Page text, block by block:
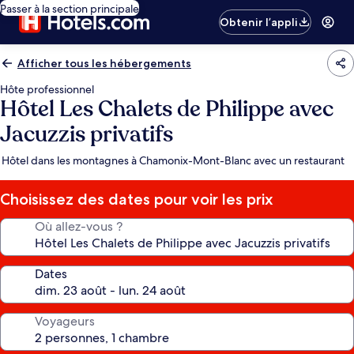
Passer à la section principale
Obtenir l’appli
Afficher tous les hébergements
Hôte professionnel
Hôtel Les Chalets de Philippe avec
Jacuzzis privatifs
Hôtel dans les montagnes à Chamonix-Mont-Blanc avec un restaurant
Choisissez des dates pour voir les prix
Où allez-vous ?
Dates
Voyageurs